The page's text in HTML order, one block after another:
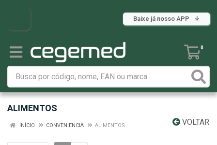
Baixe já nosso APP
0
ALIMENTOS
VOLTAR
INÍCIO CONVENIENCIA ALIMENTOS